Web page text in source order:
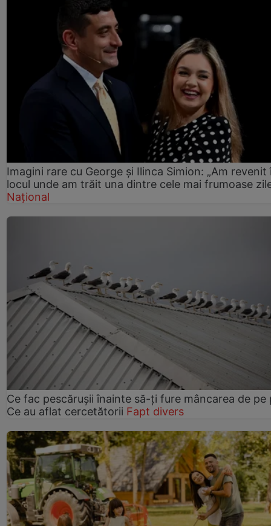
Imagini rare cu George și Ilinca Simion: „Am revenit
locul unde am trăit una dintre cele mai frumoase
Național
Ce fac pescărușii înainte să-ți fure mâncarea de pe
Ce au aflat cercetătorii Fapt divers